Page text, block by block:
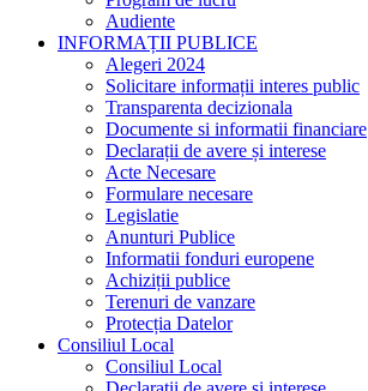
Audiente
INFORMAȚII PUBLICE
Alegeri 2024
Solicitare informații interes public
Transparenta decizionala
Documente si informatii financiare
Declarații de avere și interese
Acte Necesare
Formulare necesare
Legislatie
Anunturi Publice
Informatii fonduri europene
Achiziții publice
Terenuri de vanzare
Protecția Datelor
Consiliul Local
Consiliul Local